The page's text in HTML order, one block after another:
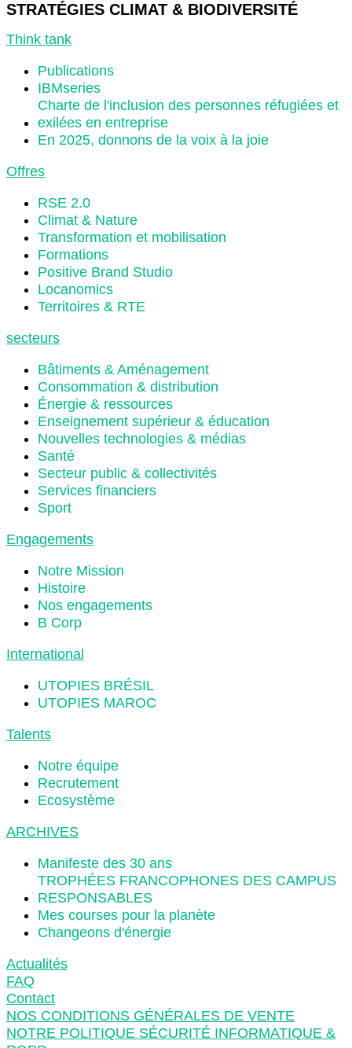
STRATÉGIES CLIMAT & BIODIVERSITÉ
Think tank
Publications
IBMseries
Charte de l'inclusion des personnes réfugiées et
exilées en entreprise
En 2025, donnons de la voix à la joie
Offres
RSE 2.0
Climat & Nature
Transformation et mobilisation
Formations
Positive Brand Studio
Locanomics
Territoires & RTE
secteurs
Bâtiments & Aménagement
Consommation & distribution
Énergie & ressources
Enseignement supérieur & éducation
Nouvelles technologies & médias
Santé
Secteur public & collectivités
Services financiers
Sport
Engagements
Notre Mission
Histoire
Nos engagements
B Corp
International
UTOPIES BRÉSIL
UTOPIES MAROC
Talents
Notre équipe
Recrutement
Ecosystème
ARCHIVES
Manifeste des 30 ans
TROPHÉES FRANCOPHONES DES CAMPUS
RESPONSABLES
Mes courses pour la planète
Changeons d'énergie
Actualités
FAQ
Contact
NOS CONDITIONS GÉNÉRALES DE VENTE
NOTRE POLITIQUE SÉCURITÉ INFORMATIQUE &